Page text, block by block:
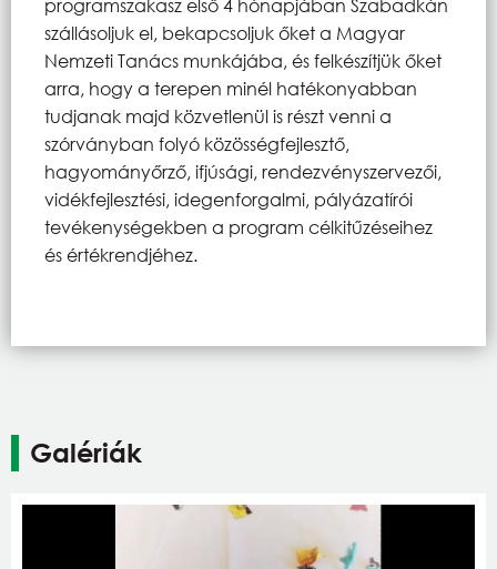
programszakasz első 4 hónapjában Szabadkán
szállásoljuk el, bekapcsoljuk őket a Magyar
Nemzeti Tanács munkájába, és felkészítjük őket
arra, hogy a terepen minél hatékonyabban
tudjanak majd közvetlenül is részt venni a
szórványban folyó közösségfejlesztő,
hagyományőrző, ifjúsági, rendezvényszervezői,
vidékfejlesztési, idegenforgalmi, pályázatírói
tevékenységekben a program célkitűzéseihez
és értékrendjéhez.
Galériák